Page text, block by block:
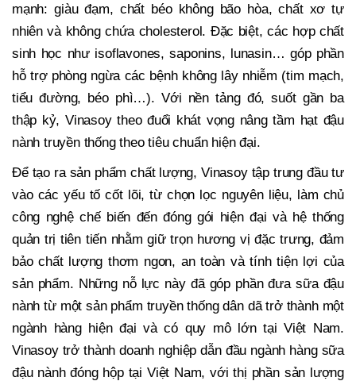
mạnh: giàu đạm, chất béo không bão hòa, chất xơ tự
nhiên và không chứa cholesterol. Đặc biệt, các hợp chất
sinh học như isoflavones, saponins, lunasin… góp phần
hỗ trợ phòng ngừa các bệnh không lây nhiễm (tim mạch,
tiểu đường, béo phì…). Với nền tảng đó, suốt gần ba
thập kỷ, Vinasoy theo đuổi khát vọng nâng tầm hạt đậu
nành truyền thống theo tiêu chuẩn hiện đại.
Để tạo ra sản phẩm chất lượng, Vinasoy tập trung đầu tư
vào các yếu tố cốt lõi, từ chọn lọc nguyên liệu, làm chủ
công nghệ chế biến đến đóng gói hiện đại và hệ thống
quản trị tiên tiến nhằm giữ trọn hương vị đặc trưng, đảm
bảo chất lượng thơm ngon, an toàn và tính tiện lợi của
sản phẩm. Những nỗ lực này đã góp phần đưa sữa đậu
nành từ một sản phẩm truyền thống dân dã trở thành một
ngành hàng hiện đại và có quy mô lớn tại Việt Nam.
Vinasoy trở thành doanh nghiệp dẫn đầu ngành hàng sữa
đậu nành đóng hộp tại Việt Nam, với thị phần sản lượng